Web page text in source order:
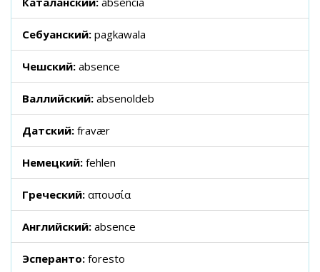
Себуанский: pagkawala
Чешский: absence
Валлийский: absenoldeb
Датский: fravær
Немецкий: fehlen
Греческий: απουσία
Английский: absence
Эсперанто: foresto